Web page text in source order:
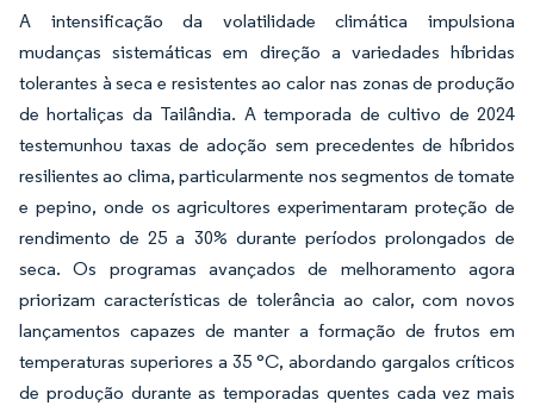
A intensificação da volatilidade climática impulsiona
mudanças sistemáticas em direção a variedades híbridas
tolerantes à seca e resistentes ao calor nas zonas de produção
de hortaliças da Tailândia. A temporada de cultivo de 2024
testemunhou taxas de adoção sem precedentes de híbridos
resilientes ao clima, particularmente nos segmentos de tomate
e pepino, onde os agricultores experimentaram proteção de
rendimento de 25 a 30% durante períodos prolongados de
seca. Os programas avançados de melhoramento agora
priorizam características de tolerância ao calor, com novos
lançamentos capazes de manter a formação de frutos em
temperaturas superiores a 35 °C, abordando gargalos críticos
de produção durante as temporadas quentes cada vez mais